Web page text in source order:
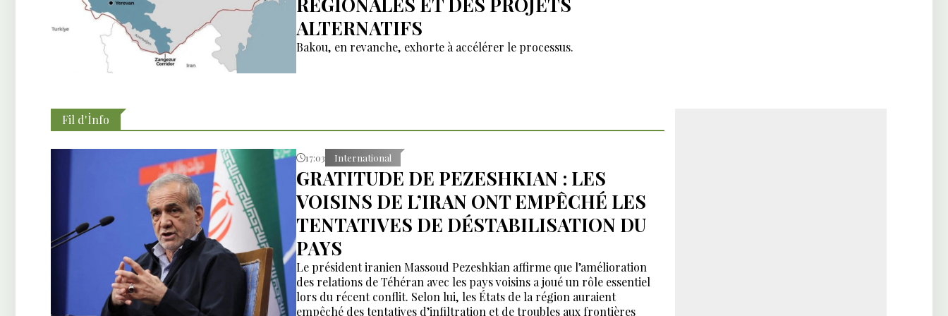
ALTERNATIFS
Bakou, en revanche, exhorte à accélérer le processus.
Fil d'İnfo
17:03 International
GRATITUDE DE PEZESHKIAN : LES
VOISINS DE L’IRAN ONT EMPÊCHÉ LES
TENTATIVES DE DÉSTABILISATION DU
PAYS
Le président iranien Massoud Pezeshkian affirme que l’amélioration
des relations de Téhéran avec les pays voisins a joué un rôle essentiel
lors du récent conflit. Selon lui, les États de la région auraient
empêché des tentatives d’infiltration et de troubles aux frontières